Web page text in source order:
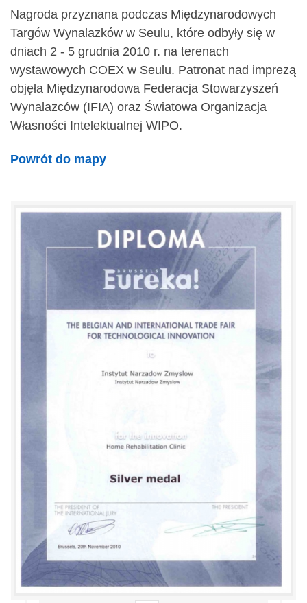
Nagroda przyznana podczas Międzynarodowych
Targów Wynalazków w Seulu, które odbyły się w
dniach 2 - 5 grudnia 2010 r. na terenach
wystawowych COEX w Seulu. Patronat nad imprezą
objęła Międzynarodowa Federacja Stowarzyszeń
Wynalazców (IFIA) oraz Światowa Organizacja
Własności Intelektualnej WIPO.
Powrót do mapy